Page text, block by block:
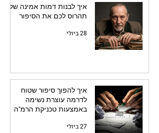
איך לבנות דמות אמינה שלא
תהרוס לכם את הסיפור
28 ביולי
איך להפוך סיפור שטוח
לדרמה עוצרת נשימה
באמצעות טכניקת הרמ"ה
27 ביולי